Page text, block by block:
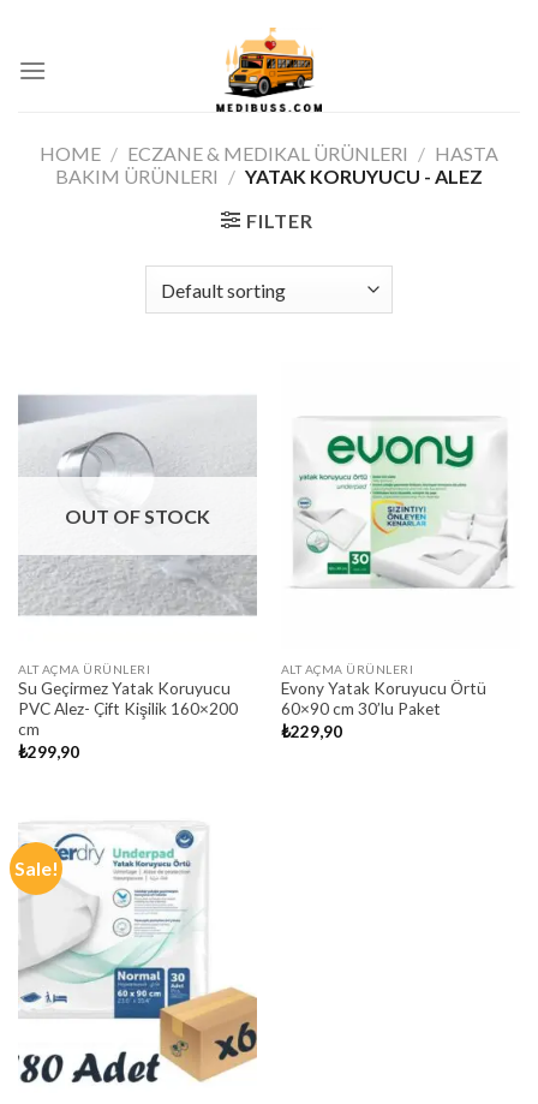
content
HOME / ECZANE & MEDIKAL ÜRÜNLERI / HASTA
BAKIM ÜRÜNLERI / YATAK KORUYUCU - ALEZ
FILTER
OUT OF STOCK
ALT AÇMA ÜRÜNLERI
Su Geçirmez Yatak Koruyucu
PVC Alez- Çift Kişilik 160×200
cm
₺299,90
ALT AÇMA ÜRÜNLERI
Evony Yatak Koruyucu Örtü
60×90 cm 30’lu Paket
₺229,90
Sale!